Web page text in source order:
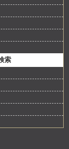
索